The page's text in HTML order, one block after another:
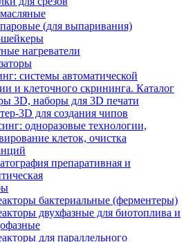
(для выпаривания)
нагреватели
системы автоматической
и клеточного скрининга. Каталог
3D, наборы для 3D печати
3D для создания чипов
одноразовые технологии,
клеток, очистка
препаративная и
бактериальные (ферментеры)
двухфазные для биотоплива и
для параллельного